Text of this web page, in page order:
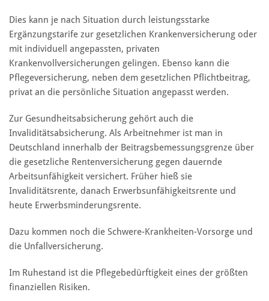
Dies kann je nach Situation durch leistungsstarke
Ergänzungstarife zur gesetzlichen Krankenversicherung oder
mit individuell angepassten, privaten
Krankenvollversicherungen gelingen. Ebenso kann die
Pflegeversicherung, neben dem gesetzlichen Pflichtbeitrag,
privat an die persönliche Situation angepasst werden.
Zur Gesundheitsabsicherung gehört auch die
Invaliditätsabsicherung. Als Arbeitnehmer ist man in
Deutschland innerhalb der Beitragsbemessungsgrenze über
die gesetzliche Rentenversicherung gegen dauernde
Arbeitsunfähigkeit versichert. Früher hieß sie
Invaliditätsrente, danach Erwerbsunfähigkeitsrente und
heute Erwerbsminderungsrente.
Dazu kommen noch die Schwere-Krankheiten-Vorsorge und
die Unfallversicherung.
Im Ruhestand ist die Pflegebedürftigkeit eines der größten
finanziellen Risiken.